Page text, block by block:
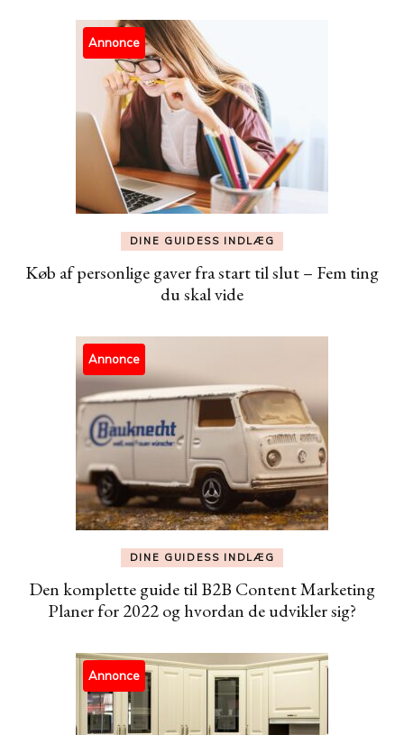
Annonce
DINE GUIDESS INDLÆG
Køb af personlige gaver fra start til slut – Fem ting
du skal vide
Annonce
DINE GUIDESS INDLÆG
Den komplette guide til B2B Content Marketing
Planer for 2022 og hvordan de udvikler sig?
Annonce